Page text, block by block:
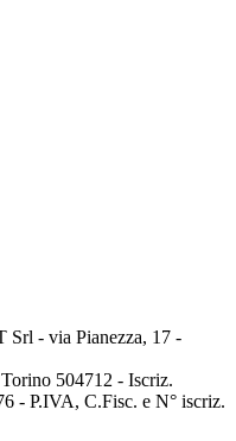
- via Pianezza, 17 -
504712 - Iscriz.
- P.IVA, C.Fisc. e N° iscriz.